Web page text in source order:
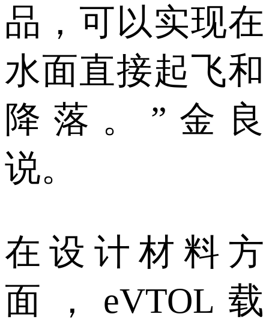
品，可以实现在
水面直接起飞和
降落。”金良
说。
在设计材料方
面，eVTOL载